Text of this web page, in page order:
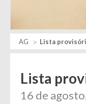
AG Lista
Lista
16 de